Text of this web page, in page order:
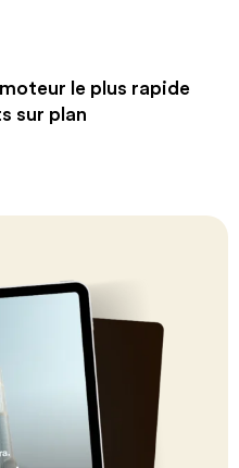
le plus rapide
sur plan